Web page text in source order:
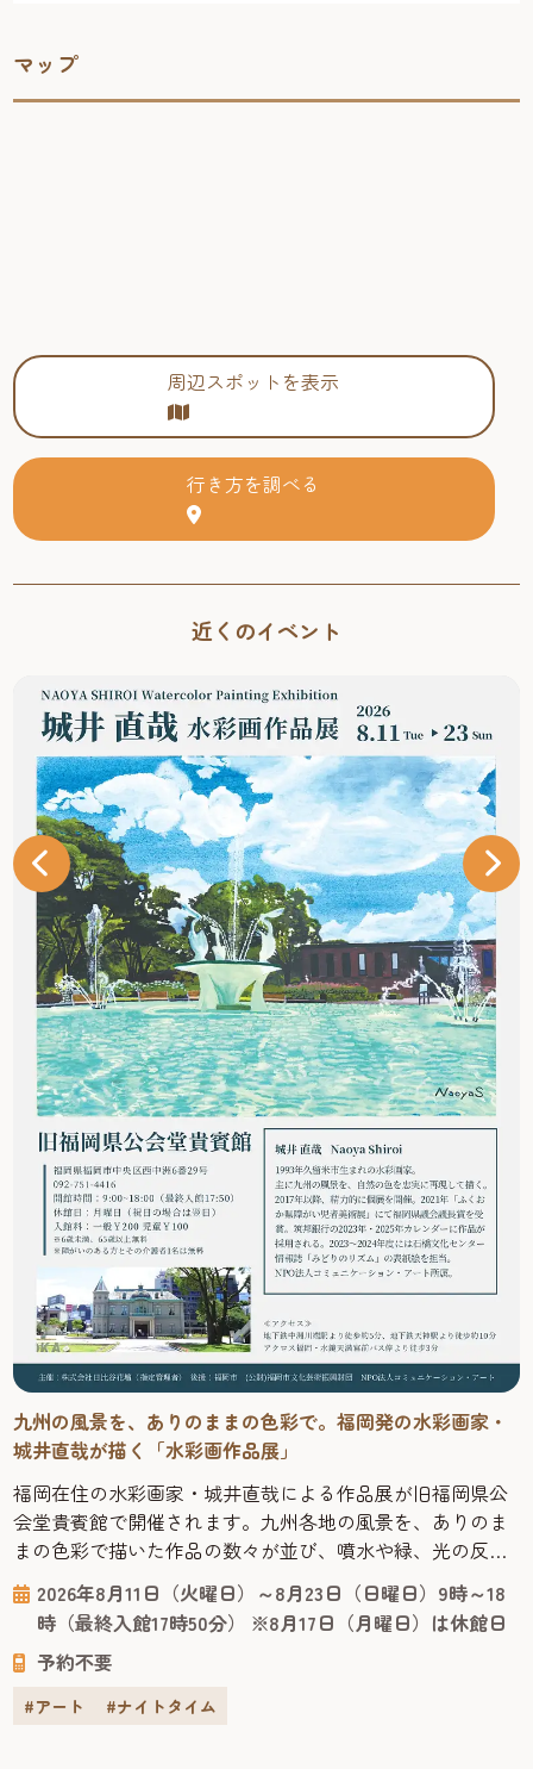
マップ
周辺スポットを表示
行き方を調べる
近くのイベント
九州の風景を、ありのままの色彩で。福岡発の水彩画家・
城井直哉が描く「水彩画作品展」
福岡在住の水彩画家・城井直哉による作品展が旧福岡県公
会堂貴賓館で開催されます。九州各地の風景を、ありのま
まの色彩で描いた作品の数々が並び、噴水や緑、光の反射
まで丁寧に再現された絵からは、その土地の空気が感じら
れます。 今回の会場となる「旧福岡県公会堂貴賓館」は、
1910年、九州沖縄八県連合共進会の迎賓館として建てら
れ、明治43年には皇族の宿泊所としても使われた歴史ある
建物です。急勾配の屋根や...
2026年8月11日（火曜日）～8月23日（日曜日）9時～18
時（最終入館17時50分） ※8月17日（月曜日）は休館日
予約不要
#アート #ナイトタイム